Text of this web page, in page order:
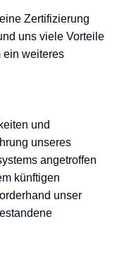
Zertifizierung
uns viele Vorteile
ein weiteres
und
unseres
angetroffen
künftigen
unser